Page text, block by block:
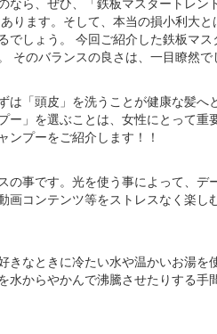
なら、ぜひ、「鉄板マスタートレン
ります。そして、本当の損小利大と
でしょう。 今回ご紹介した鉄板マス
そのバランスの良さは、一目瞭然で
は「頭皮」を洗うことが健康な髪へ
ー」を選ぶことは、女性にとって重
ンプーをご紹介します！！
の事です。光を使う事によって、デ
画コンテンツ等をストレスなく楽し
きなときに冷たい水や温かいお湯を
水からやかんで沸騰させたりする手